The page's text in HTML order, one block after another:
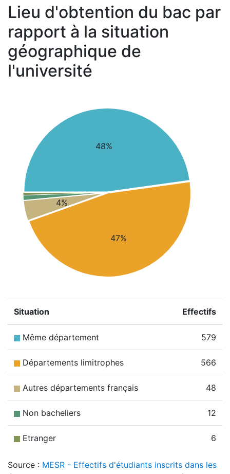
Lieu d'obtention du bac par
rapport à la situation
géographique de
l'université
48%
47%
4%
Situation Effectifs
Même département 579
Départements limitrophes 566
Autres départements français 48
Non bacheliers 12
Etranger 6
Source : MESR - Effectifs d'étudiants inscrits dans les